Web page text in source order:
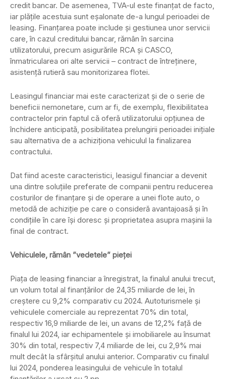
credit bancar. De asemenea, TVA-ul este finanţat de facto,
iar plăţile acestuia sunt eşalonate de-a lungul perioadei de
leasing. Finanţarea poate include şi gestiunea unor servicii
care, în cazul creditului bancar, rămân în sarcina
utilizatorului, precum asigurările RCA şi CASCO,
înmatricularea ori alte servicii – contract de întreținere,
asistenţă rutieră sau monitorizarea flotei.
Leasingul financiar mai este caracterizat şi de o serie de
beneficii nemonetare, cum ar fi, de exemplu, flexibilitatea
contractelor prin faptul că oferă utilizatorului opţiunea de
închidere anticipată, posibilitatea prelungirii perioadei iniţiale
sau alternativa de a achiziţiona vehiculul la finalizarea
contractului.
Dat fiind aceste caracteristici, leasigul financiar a devenit
una dintre soluţiile preferate de companii pentru reducerea
costurilor de finanțare și de operare a unei flote auto, o
metodă de achiziţie pe care o consideră avantajoasă și în
condiţiile în care îşi doresc şi proprietatea asupra maşinii la
final de contract.
Vehiculele, rămân ”vedetele” pieței
Piaţa de leasing financiar a înregistrat, la finalul anului trecut,
un volum total al finanţărilor de 24,35 miliarde de lei, în
creștere cu 9,2% comparativ cu 2024. Autoturismele şi
vehiculele comerciale au reprezentat 70% din total,
respectiv 16,9 miliarde de lei, un avans de 12,2% față de
finalul lui 2024, iar echipamentele și imobiliarele au însumat
30% din total, respectiv 7,4 miliarde de lei, cu 2,9% mai
mult decât la sfârșitul anului anterior. Comparativ cu finalul
lui 2024, ponderea leasingului de vehicule în totalul